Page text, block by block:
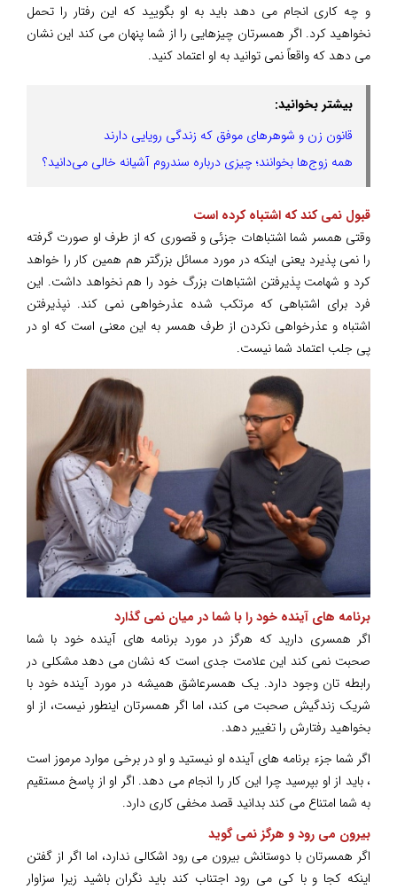
و چه کاری انجام می دهد باید به او بگویید که این رفتار را تحمل
نخواهید کرد. اگر همسرتان چیزهایی را از شما پنهان می کند این نشان
می دهد که واقعاً نمی توانید به او اعتماد کنید.
بیشتر بخوانید:
قانون زن و شوهرهای موفق که زندگی رویایی دارند
همه زوج‌ها بخوانند؛ چیزی درباره سندروم آشیانه خالی می‌دانید؟
قبول نمی کند که اشتباه کرده است
وقتی همسر شما اشتباهات جزئی و قصوری که از طرف او صورت گرفته
را نمی پذیرد یعنی اینکه در مورد مسائل بزرگتر هم همین کار را خواهد
کرد و شهامت پذیرفتن اشتباهات بزرگ خود را هم نخواهد داشت. این
فرد برای اشتباهی که مرتکب شده عذرخواهی نمی کند. نپذیرفتن
اشتباه و عذرخواهی نکردن از طرف همسر به این معنی است که او در
پی جلب اعتماد شما نیست.
برنامه های آینده خود را با شما در میان نمی گذارد
اگر همسری دارید که هرگز در مورد برنامه های آینده خود با شما
صحبت نمی کند این علامت جدی است که نشان می دهد مشکلی در
رابطه تان وجود دارد. یک همسرعاشق همیشه در مورد آینده خود با
شریک زندگیش صحبت می کند، اما اگر همسرتان اینطور نیست، از او
بخواهید رفتارش را تغییر دهد.
اگر شما جزء برنامه های آینده او نیستید و او در برخی موارد مرموز است
، باید از او بپرسید چرا این کار را انجام می دهد. اگر او از پاسخ مستقیم
به شما امتناع می کند بدانید قصد مخفی کاری دارد.
بیرون می رود و هرگز نمی گوید
اگر همسرتان با دوستانش بیرون می رود اشکالی ندارد، اما اگر از گفتن
اینکه کجا و با کی می رود اجتناب کند باید نگران باشید زیرا سزاوار